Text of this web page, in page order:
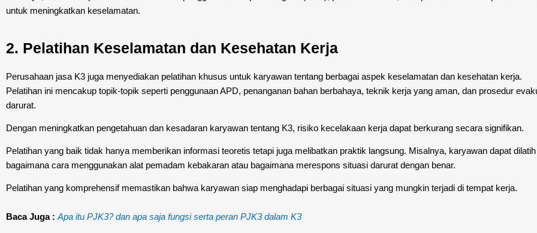
untuk meningkatkan keselamatan.
2. Pelatihan Keselamatan dan Kesehatan Kerja
Perusahaan jasa K3 juga menyediakan pelatihan khusus untuk karyawan tentang berbagai aspek keselamatan dan kesehatan kerja.
Pelatihan ini mencakup topik-topik seperti penggunaan APD, penanganan bahan berbahaya, teknik kerja yang aman, dan prosedur
darurat.
Dengan meningkatkan pengetahuan dan kesadaran karyawan tentang K3, risiko kecelakaan kerja dapat berkurang secara signifikan.
Pelatihan yang baik tidak hanya memberikan informasi teoretis tetapi juga melibatkan praktik langsung. Misalnya, karyawan dapat dilatih
bagaimana cara menggunakan alat pemadam kebakaran atau bagaimana merespons situasi darurat dengan benar.
Pelatihan yang komprehensif memastikan bahwa karyawan siap menghadapi berbagai situasi yang mungkin terjadi di tempat kerja.
Baca Juga :Apa itu PJK3? dan apa saja fungsi serta peran PJK3 dalam K3